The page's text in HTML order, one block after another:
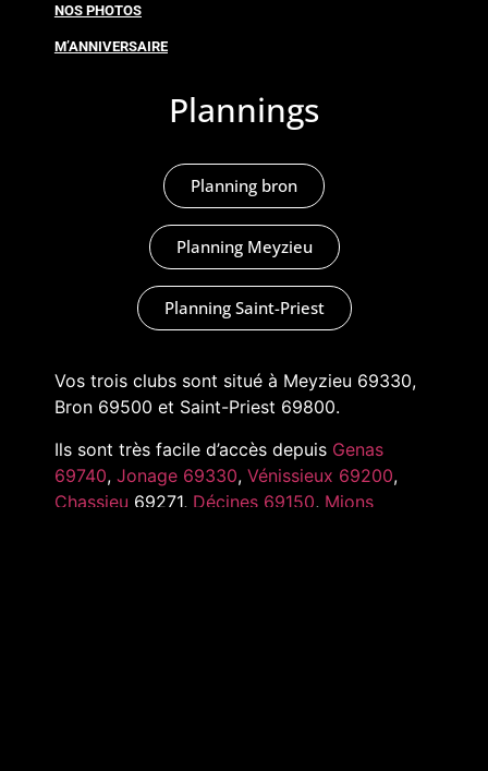
NOS PHOTOS
M’ANNIVERSAIRE
Plannings
Planning bron
Planning Meyzieu
Planning Saint-Priest
Vos trois clubs sont situé à Meyzieu 69330,
Bron 69500 et Saint-Priest 69800.
Ils sont très facile d’accès depuis Genas
69740, Jonage 69330, Vénissieux 69200,
Chassieu 69271, Décines 69150, Mions